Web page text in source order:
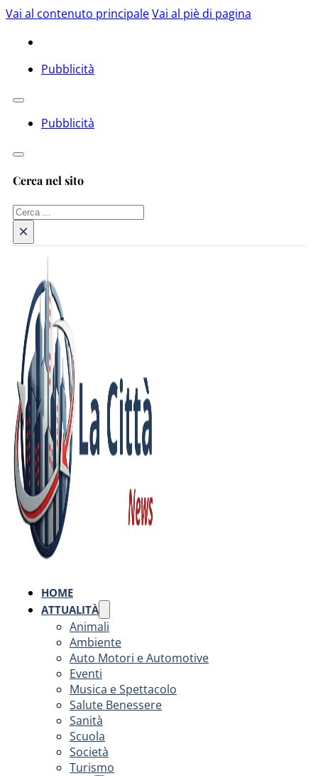
Vai al contenuto principaleVai al piè di pagina
Pubblicità
Pubblicità
Cerca nel sito
Cerca
×
HOME
ATTUALITÀ
Animali
Ambiente
Auto Motori e Automotive
Eventi
Musica e Spettacolo
Salute Benessere
Sanità
Scuola
Società
Turismo